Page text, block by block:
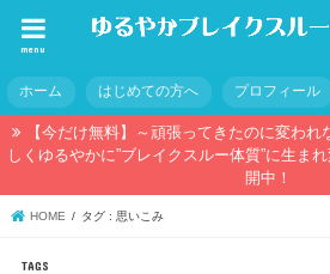
menu
ホーム はじめての方へ プロフィール
【今だけ無料】～頑張ってきたのに変わ
しくゆるやかに”ブレイクスルー体質”に生ま
開中！
HOME タグ : 思いこみ